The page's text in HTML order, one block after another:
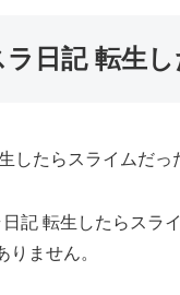
日記 転生
したらスライムだ
記 転生したらスラ
りません。